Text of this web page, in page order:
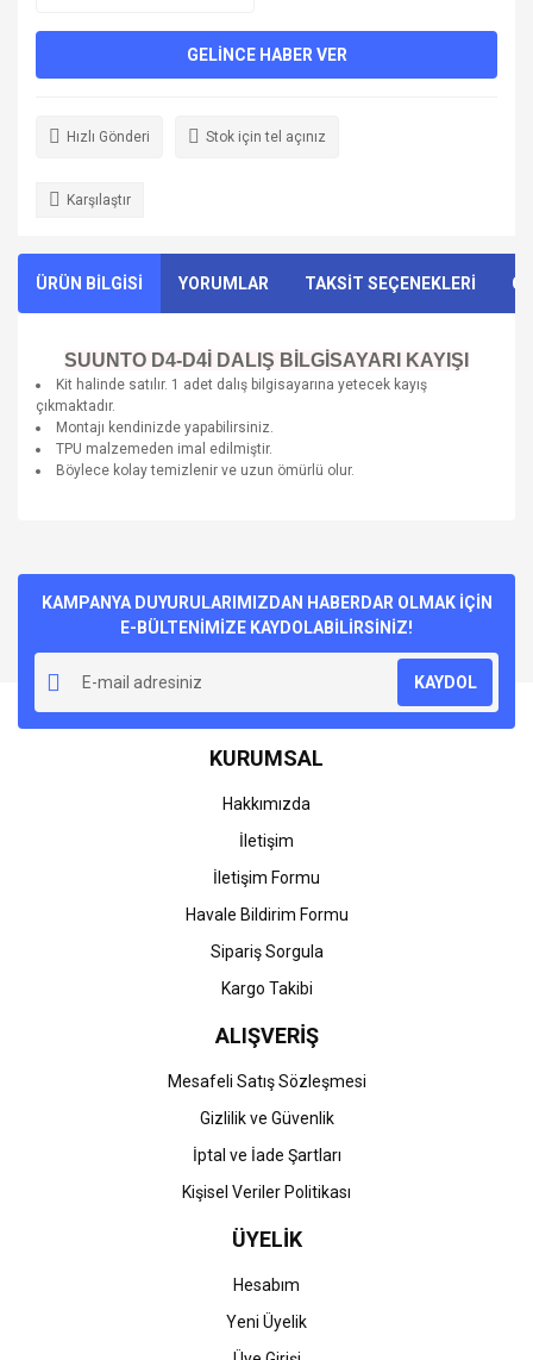
GELİNCE HABER VER
Hızlı Gönderi Stok için tel açınız
Karşılaştır
ÜRÜN BİLGİSİ YORUMLAR TAKSİT SEÇENEKLERİ
SUUNTO D4-D4İ DALIŞ BİLGİSAYARI KAYIŞI
Kit halinde satılır. 1 adet dalış bilgisayarına yetecek kayış
çıkmaktadır.
Montajı kendinizde yapabilirsiniz.
TPU malzemeden imal edilmiştir.
Böylece kolay temizlenir ve uzun ömürlü olur.
Yorum Yaz
kullanarak tarafımıza iletebilirsiniz.
Görüş ve önerileriniz için teşekkür ederiz.
Ürün resmi kalitesiz, bozuk veya görüntülenemiyor.
Ürün açıklamasında eksik bilgiler bulunuyor.
Ürün bilgilerinde hatalar bulunuyor.
Ürün fiyatı diğer sitelerden daha pahalı.
Gönder
KAMPANYA DUYURULARIMIZDAN HABERDAR OLMAK İÇİN
E-BÜLTENİMİZE KAYDOLABİLİRSİNİZ!
KAYDOL
KURUMSAL
Hakkımızda
İletişim
İletişim Formu
Havale Bildirim Formu
Sipariş Sorgula
Kargo Takibi
ALIŞVERİŞ
Mesafeli Satış Sözleşmesi
Gizlilik ve Güvenlik
İptal ve İade Şartları
Kişisel Veriler Politikası
ÜYELİK
Hesabım
Yeni Üyelik